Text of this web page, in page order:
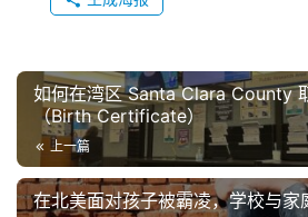
如何在湾区 Santa Clara County
（Birth Certificate）
上一篇
在北美面对孩子被霸凌，学校与家